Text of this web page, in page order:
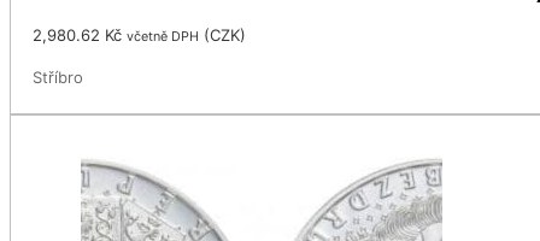
2,980.62 Kč včetně DPH (CZK)
Stříbro